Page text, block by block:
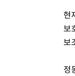
현
보
보
정